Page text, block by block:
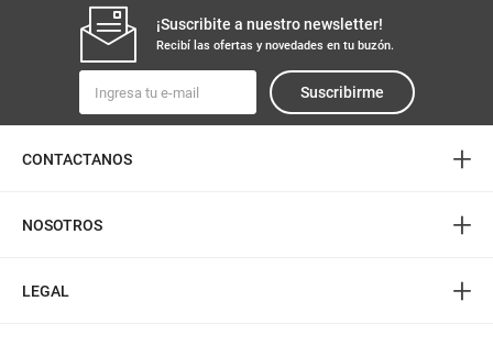
¡Suscribite a nuestro newsletter!
Recibí las ofertas y novedades en tu buzón.
Suscribirme
CONTACTANOS +
NOSOTROS +
LEGAL
+